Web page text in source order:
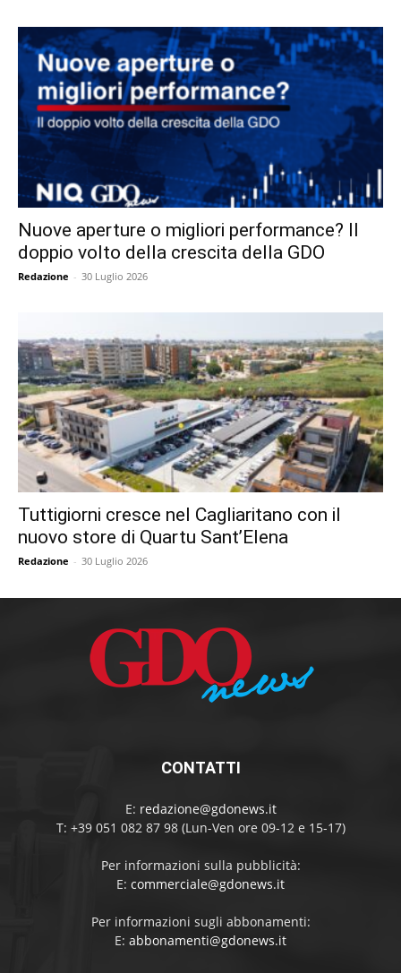
Nuove aperture o migliori performance? Il
doppio volto della crescita della GDO
Redazione - 30 Luglio 2026
Tuttigiorni cresce nel Cagliaritano con il
nuovo store di Quartu Sant’Elena
Redazione - 30 Luglio 2026
CONTATTI
E: redazione@gdonews.it
T: +39 051 082 87 98 (Lun-Ven ore 09-12 e 15-17)
Per informazioni sulla pubblicità:
E: commerciale@gdonews.it
Per informazioni sugli abbonamenti:
E: abbonamenti@gdonews.it